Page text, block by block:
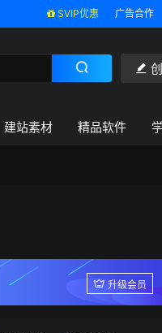
SVIP优惠 广告合作
建站素材 精品软件
升级会员